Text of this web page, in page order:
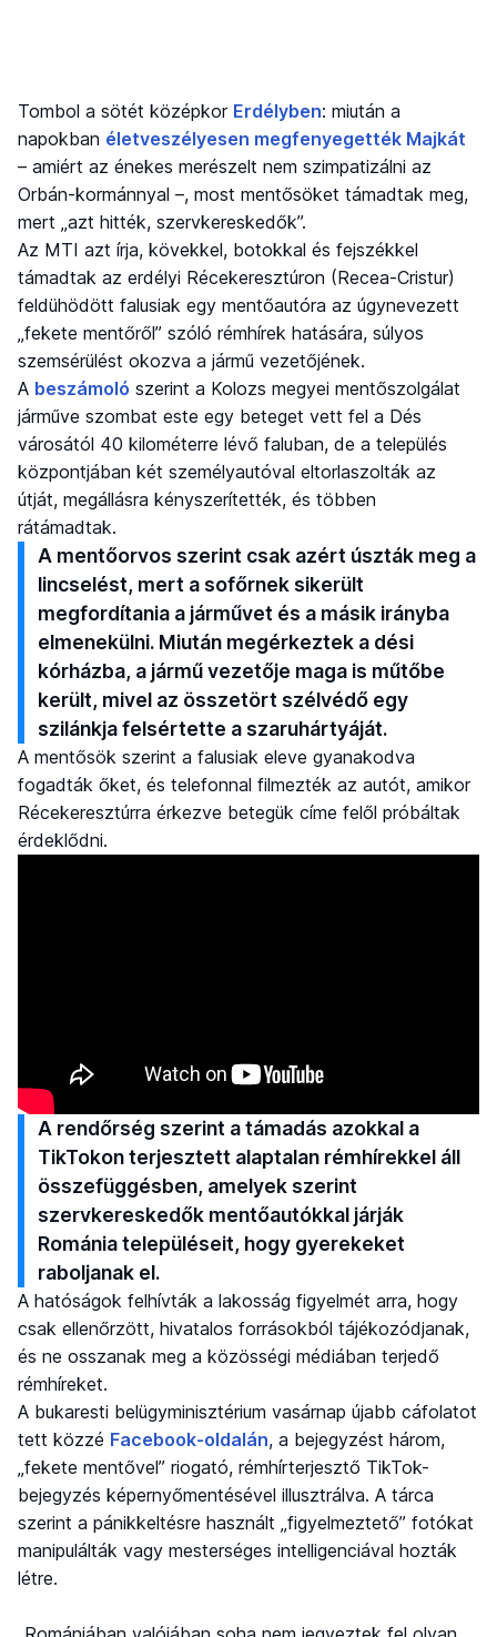
Tombol a sötét középkor Erdélyben: miután a
napokban életveszélyesen megfenyegették Majkát
– amiért az énekes merészelt nem szimpatizálni az
Orbán-kormánnyal –, most mentősöket támadtak meg,
mert „azt hitték, szervkereskedők”.
Az MTI azt írja, kövekkel, botokkal és fejszékkel
támadtak az erdélyi Récekeresztúron (Recea-Cristur)
feldühödött falusiak egy mentőautóra az úgynevezett
„fekete mentőről” szóló rémhírek hatására, súlyos
szemsérülést okozva a jármű vezetőjének.
A beszámoló szerint a Kolozs megyei mentőszolgálat
járműve szombat este egy beteget vett fel a Dés
városától 40 kilométerre lévő faluban, de a település
központjában két személyautóval eltorlaszolták az
útját, megállásra kényszerítették, és többen
rátámadtak.
A mentőorvos szerint csak azért úszták meg a
lincselést, mert a sofőrnek sikerült
megfordítania a járművet és a másik irányba
elmenekülni. Miután megérkeztek a dési
kórházba, a jármű vezetője maga is műtőbe
került, mivel az összetört szélvédő egy
szilánkja felsértette a szaruhártyáját.
A mentősök szerint a falusiak eleve gyanakodva
fogadták őket, és telefonnal filmezték az autót, amikor
Récekeresztúrra érkezve betegük címe felől próbáltak
érdeklődni.
A rendőrség szerint a támadás azokkal a
TikTokon terjesztett alaptalan rémhírekkel áll
összefüggésben, amelyek szerint
szervkereskedők mentőautókkal járják
Románia településeit, hogy gyerekeket
raboljanak el.
A hatóságok felhívták a lakosság figyelmét arra, hogy
csak ellenőrzött, hivatalos forrásokból tájékozódjanak,
és ne osszanak meg a közösségi médiában terjedő
rémhíreket.
A bukaresti belügyminisztérium vasárnap újabb cáfolatot
tett közzé Facebook-oldalán, a bejegyzést három,
„fekete mentővel” riogató, rémhírterjesztő TikTok-
bejegyzés képernyőmentésével illusztrálva. A tárca
szerint a pánikkeltésre használt „figyelmeztető” fotókat
manipulálták vagy mesterséges intelligenciával hozták
létre.